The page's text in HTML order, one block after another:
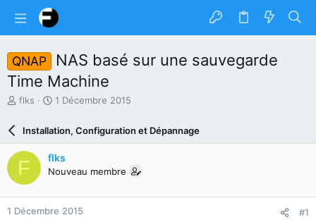
QNAP
NAS basé sur une sauvegarde
Time Machine
A
e
u
r
d
u
s
u
flks
D
e
e
d
b
u
1 Décembre 2015
Installation, Configuration et Dépannage
F flks
Nouveau membre
1 Décembre 2015 #1